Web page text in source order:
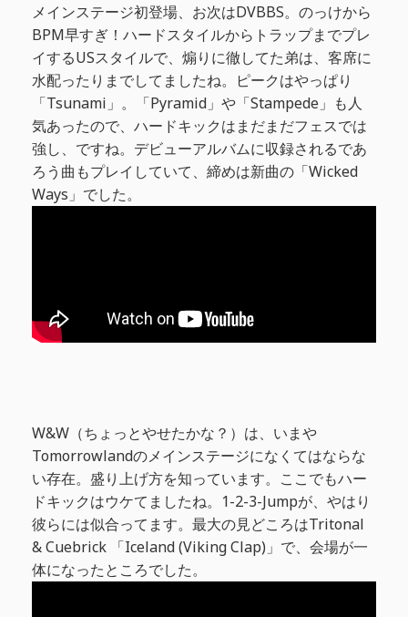
メインステージ初登場、お次はDVBBS。のっけから
BPM早すぎ！ハードスタイルからトラップまでプレ
イするUSスタイルで、煽りに徹してた弟は、客席に
水配ったりまでしてましたね。ピークはやっぱり
「Tsunami」。「Pyramid」や「Stampede」も人
気あったので、ハードキックはまだまだフェスでは
強し、ですね。デビューアルバムに収録されるであ
ろう曲もプレイしていて、締めは新曲の「Wicked
Ways」でした。
W&W（ちょっとやせたかな？）は、いまや
Tomorrowlandのメインステージになくてはならな
い存在。盛り上げ方を知っています。ここでもハー
ドキックはウケてましたね。1-2-3-Jumpが、やはり
彼らには似合ってます。最大の見どころはTritonal
& Cuebrick 「Iceland (Viking Clap)」で、会場が一
体になったところでした。